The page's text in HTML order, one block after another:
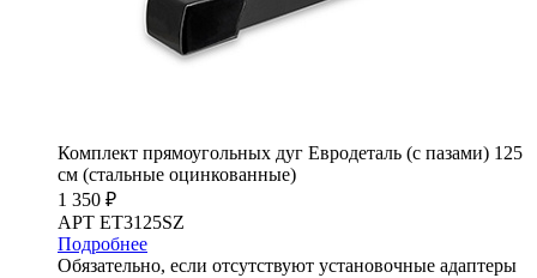
Комплект прямоугольных дуг Евродеталь (с пазами) 125
см (стальные оцинкованные)
1 350 ₽
АРТ ET3125SZ
Подробнее
Обязательно, если отсутствуют установочные адаптеры